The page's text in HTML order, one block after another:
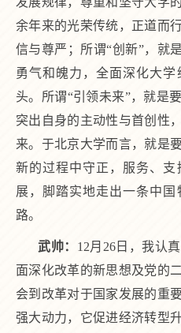
余年来的光荣传统，正道而
信与尊严；所谓“创新”，就
勇气和魄力，全面深化大
头。所谓“引领未来”，就是
突出自身的主动性与首创性
来。于北京大学而言，就是
新的过程中守正，服务、
展，脚踏实地走出一条中
路。
武帅： 12月26日，我认
面深化改革的新思想及党的
会到改革对于国家发展的重
强大动力，它促进经济转型